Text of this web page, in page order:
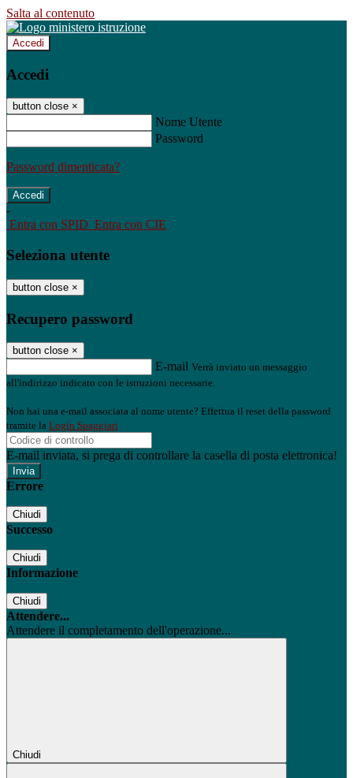
Salta al contenuto
Accedi
Accedi
button close ×
Nome Utente
Password
Password dimenticata?
-
Entra con SPID Entra con CIE
Seleziona utente
button close ×
Recupero password
button close ×
E-mail Verrà inviato un messaggio
all'indirizzo indicato con le istruzioni necessarie.
Non hai una e-mail associata al nome utente? Effettua il reset della password
tramite la Login Spaggiari
E-mail inviata, si prega di controllare la casella di posta elettronica!
Errore
Chiudi
Successo
Chiudi
Informazione
Chiudi
Attendere...
Attendere il completamento dell'operazione...
Chiudi